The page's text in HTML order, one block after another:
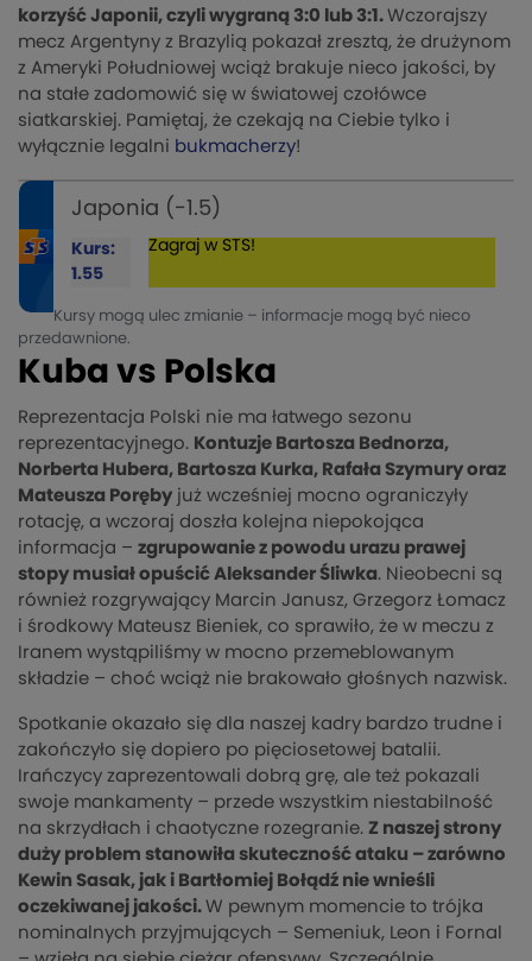
korzyść Japonii, czyli wygraną 3:0 lub 3:1. Wczorajszy
mecz Argentyny z Brazylią pokazał zresztą, że drużynom
z Ameryki Południowej wciąż brakuje nieco jakości, by
na stałe zadomowić się w światowej czołówce
siatkarskiej. Pamiętaj, że czekają na Ciebie tylko i
wyłącznie legalni bukmacherzy!
Japonia (-1.5)
Kurs:
1.55
Zagraj w STS!
Kursy mogą ulec zmianie – informacje mogą być nieco
przedawnione.
Kuba vs Polska
Reprezentacja Polski nie ma łatwego sezonu
reprezentacyjnego. Kontuzje Bartosza Bednorza,
Norberta Hubera, Bartosza Kurka, Rafała Szymury oraz
Mateusza Poręby już wcześniej mocno ograniczyły
rotację, a wczoraj doszła kolejna niepokojąca
informacja – zgrupowanie z powodu urazu prawej
stopy musiał opuścić Aleksander Śliwka. Nieobecni są
również rozgrywający Marcin Janusz, Grzegorz Łomacz
i środkowy Mateusz Bieniek, co sprawiło, że w meczu z
Iranem wystąpiliśmy w mocno przemeblowanym
składzie – choć wciąż nie brakowało głośnych nazwisk.
Spotkanie okazało się dla naszej kadry bardzo trudne i
zakończyło się dopiero po pięciosetowej batalii.
Irańczycy zaprezentowali dobrą grę, ale też pokazali
swoje mankamenty – przede wszystkim niestabilność
na skrzydłach i chaotyczne rozegranie. Z naszej strony
duży problem stanowiła skuteczność ataku – zarówno
Kewin Sasak, jak i Bartłomiej Bołądź nie wnieśli
oczekiwanej jakości. W pewnym momencie to trójka
nominalnych przyjmujących – Semeniuk, Leon i Fornal